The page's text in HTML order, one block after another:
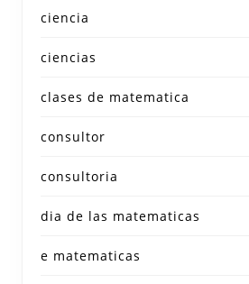
ciencia
ciencias
clases de matematica
consultor
consultoria
dia de las matematicas
e matematicas